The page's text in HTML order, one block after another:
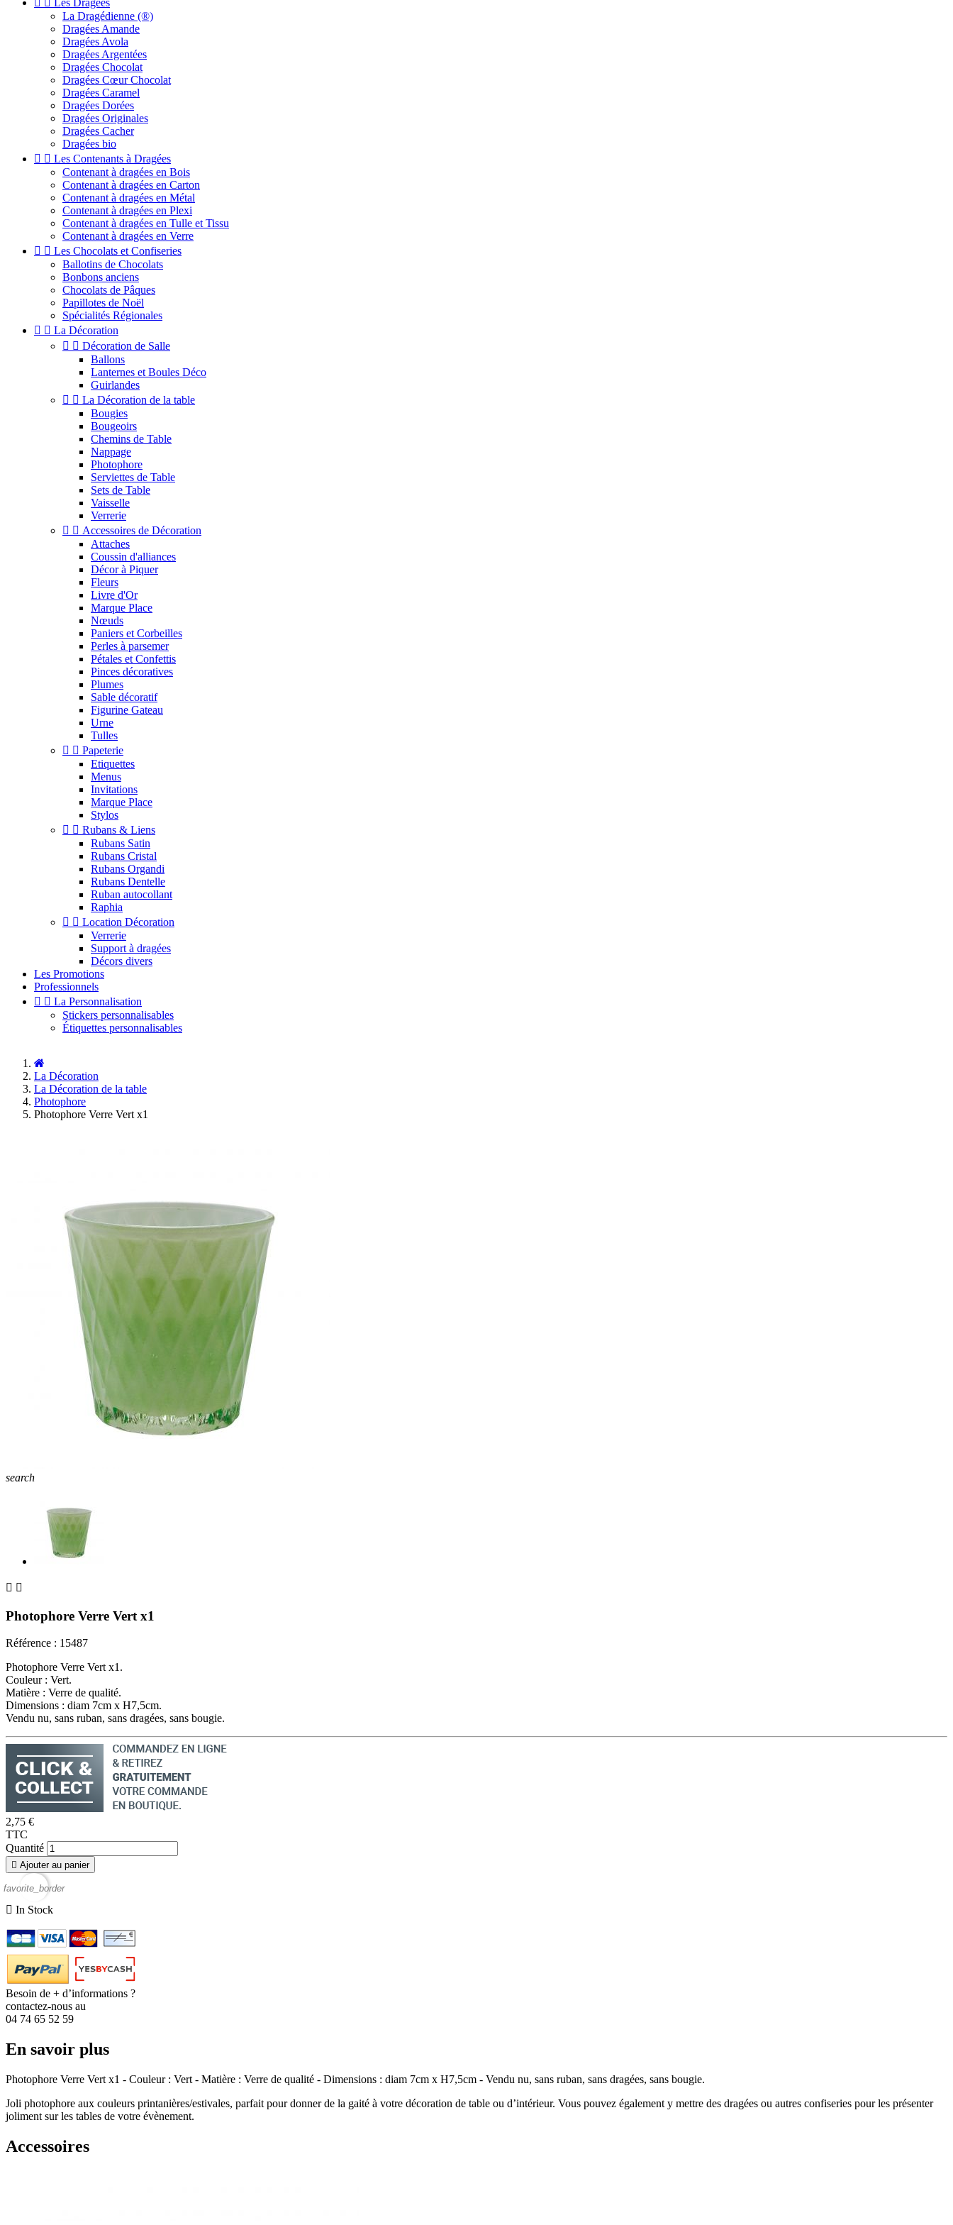
  Les Dragées
La Dragédienne (®)
Dragées Amande
Dragées Avola
Dragées Argentées
Dragées Chocolat
Dragées Cœur Chocolat
Dragées Caramel
Dragées Dorées
Dragées Originales
Dragées Cacher
Dragées bio
  Les Contenants à Dragées
Contenant à dragées en Bois
Contenant à dragées en Carton
Contenant à dragées en Métal
Contenant à dragées en Plexi
Contenant à dragées en Tulle et Tissu
Contenant à dragées en Verre
  Les Chocolats et Confiseries
Ballotins de Chocolats
Bonbons anciens
Chocolats de Pâques
Papillotes de Noël
Spécialités Régionales
  La Décoration
  Décoration de Salle
Ballons
Lanternes et Boules Déco
Guirlandes
  La Décoration de la table
Bougies
Bougeoirs
Chemins de Table
Nappage
Photophore
Serviettes de Table
Sets de Table
Vaisselle
Verrerie
  Accessoires de Décoration
Attaches
Coussin d'alliances
Décor à Piquer
Fleurs
Livre d'Or
Marque Place
Nœuds
Paniers et Corbeilles
Perles à parsemer
Pétales et Confettis
Pinces décoratives
Plumes
Sable décoratif
Figurine Gateau
Urne
Tulles
  Papeterie
Etiquettes
Menus
Invitations
Marque Place
Stylos
  Rubans & Liens
Rubans Satin
Rubans Cristal
Rubans Organdi
Rubans Dentelle
Ruban autocollant
Raphia
  Location Décoration
Verrerie
Support à dragées
Décors divers
Les Promotions
Professionnels
  La Personnalisation
Stickers personnalisables
Étiquettes personnalisables
La Décoration
La Décoration de la table
Photophore
Photophore Verre Vert x1
search
 
Photophore Verre Vert x1
Référence : 15487
Photophore Verre Vert x1.
Couleur : Vert.
Matière : Verre de qualité.
Dimensions : diam 7cm x H7,5cm.
Vendu nu, sans ruban, sans dragées, sans bougie.
2,75 €
TTC
Quantité
 Ajouter au panier
favorite_border
 In Stock
Besoin de + d’informations ?
contactez-nous au
04 74 65 52 59
En savoir plus
Photophore Verre Vert x1 - Couleur : Vert - Matière : Verre de qualité - Dimensions : diam 7cm x H7,5cm - Vendu nu, sans ruban, sans dragées, sans bougie.
Joli photophore aux couleurs printanières/estivales, parfait pour donner de la gaité à votre décoration de table ou d’intérieur. Vous pouvez également y mettre des dragées ou autres confiseries pour les présenter
joliment sur les tables de votre évènement.
Accessoires